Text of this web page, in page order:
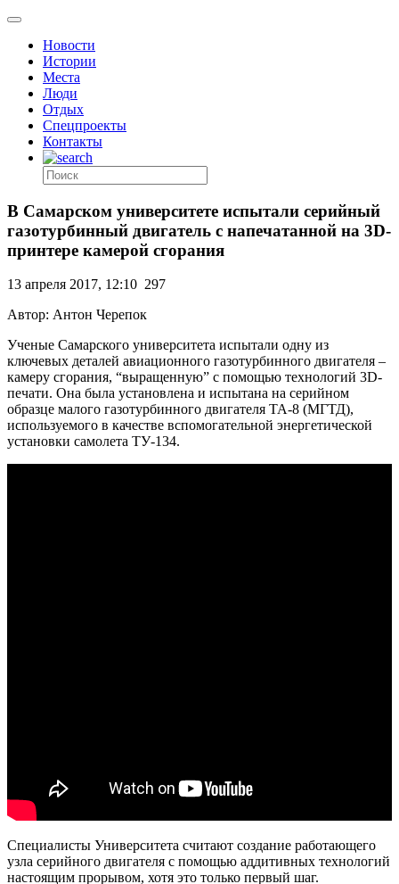
Новости
Истории
Места
Люди
Отдых
Спецпроекты
Контакты
В Самарском университете испытали серийный
газотурбинный двигатель с напечатанной на 3D-
принтере камерой сгорания
13 апреля 2017, 12:10 297
Автор: Антон Черепок
Ученые Самарского университета испытали одну из
ключевых деталей авиационного газотурбинного двигателя –
камеру сгорания, “выращенную” с помощью технологий 3D-
печати. Она была установлена и испытана на серийном
образце малого газотурбинного двигателя ТА-8 (МГТД),
используемого в качестве вспомогательной энергетической
установки самолета ТУ-134.
Специалисты Университета считают создание работающего
узла серийного двигателя с помощью аддитивных технологий
настоящим прорывом, хотя это только первый шаг.